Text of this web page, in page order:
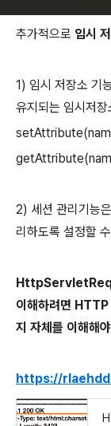
추가적으로 임시
1) 임시 저장소 기
유지되는 임시저
2) 세션 관리기능
리하도록 설정할
이해하려면
지 자체를 이해해
https://